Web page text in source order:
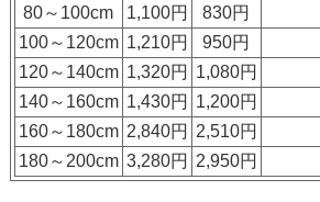
80～100cm
1,100円 830円
100～120cm 1,210円 950円
120～140cm 1,320円 1,080円
140～160cm 1,430円 1,200円
160～180cm 2,840円 2,510円
180～200cm 3,280円 2,950円